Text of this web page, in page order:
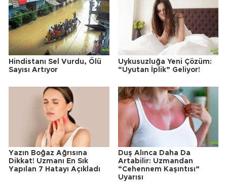
Hindistanı Sel Vurdu, Ölü
Sayısı Artıyor
Uykusuzluğa Yeni Çözüm:
“Uyutan İplik” Geliyor!
Yazın Boğaz Ağrısına
Dikkat! Uzmanı En Sık
Yapılan 7 Hatayı Açıkladı
Duş Alınca Daha Da
Artabilir: Uzmandan
“Cehennem Kaşıntısı”
Uyarısı